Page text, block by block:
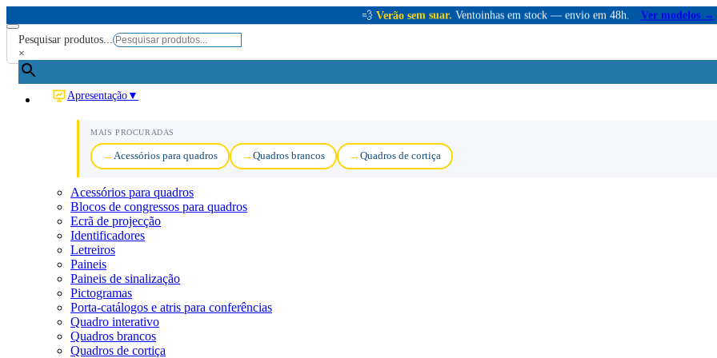
💨 Verão sem suar. Ventoinhas em stock — envio em 48h. Ver modelos →
Pesquisar produtos...
×
Apresentação ▼
MAIS PROCURADAS
Acessórios para quadros Quadros brancos Quadros de cortiça
Acessórios para quadros
Blocos de congressos para quadros
Ecrã de projecção
Identificadores
Letreiros
Paineis
Paineis de sinalização
Pictogramas
Porta-catálogos e atris para conferências
Quadro interativo
Quadros brancos
Quadros de cortiça